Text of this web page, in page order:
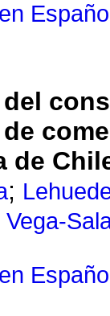
de
;
Vega-